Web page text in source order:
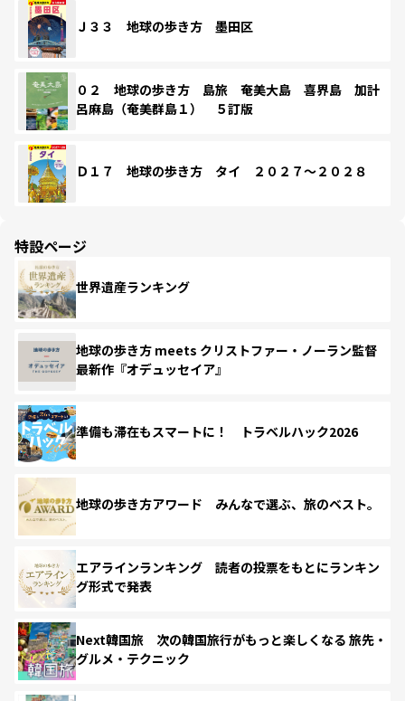
Ｊ３３ 地球の歩き方 墨田区
０２ 地球の歩き方 島旅 奄美大島 喜界島 加計
呂麻島（奄美群島１） ５訂版
Ｄ１７ 地球の歩き方 タイ ２０２７～２０２８
特設ページ
世界遺産ランキング
地球の歩き方 meets クリストファー・ノーラン監督
最新作『オデュッセイア』
準備も滞在もスマートに！ トラベルハック2026
地球の歩き方アワード みんなで選ぶ、旅のベスト。
エアラインランキング 読者の投票をもとにランキン
グ形式で発表
Next韓国旅 次の韓国旅行がもっと楽しくなる 旅先・
グルメ・テクニック